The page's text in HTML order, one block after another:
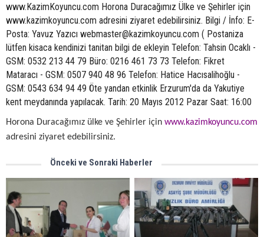
www.KazimKoyuncu.com Horona Duracağımız Ülke ve Şehirler için
www.kazimkoyuncu.com adresini ziyaret edebilirsiniz. Bilgi / İnfo: E-
Posta: Yavuz Yazıcı webmaster@kazimkoyuncu.com ( Postaniza
lütfen kisaca kendinizi tanitan bilgi de ekleyin Telefon: Tahsin Ocaklı -
GSM: 0532 213 44 79 Büro: 0216 461 73 73 Telefon: Fikret
Mataracı - GSM: 0507 940 48 96 Telefon: Hatice Hacısalihoğlu -
GSM: 0543 634 94 49 Öte yandan etkinlik Erzurum'da da Yakutiye
kent meydanında yapılacak. Tarih: 20 Mayıs 2012 Pazar Saat: 16:00
Horona Duracağımız ülke ve Şehirler için www.kazimkoyuncu.com
adresini ziyaret edebilirsiniz.
Önceki ve Sonraki Haberler